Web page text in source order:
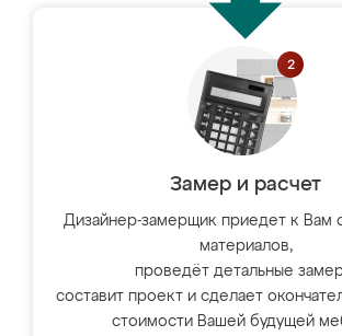
Замер и расчет
Дизайнер-замерщик приедет к Вам
материалов,
проведёт детальные
составит проект и сделает
стоимости Вашей будущей